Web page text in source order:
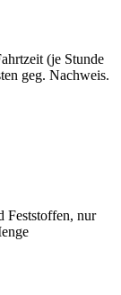
(je Stunde
geg. Nachweis.
Feststoffen, nur